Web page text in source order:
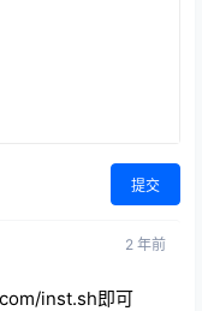
提交
2 年前
inst.sh即可